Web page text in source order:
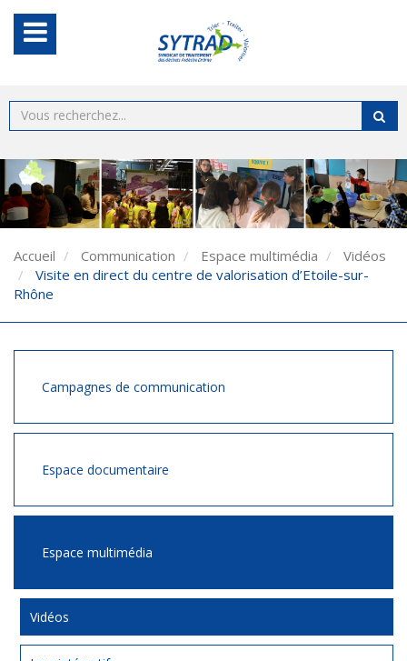
Accueil Communication Espace multimédia
Vidéos
Visite en direct du centre de valorisation d’Etoile-sur-
Rhône
Campagnes de communication
Espace documentaire
Espace multimédia
Vidéos